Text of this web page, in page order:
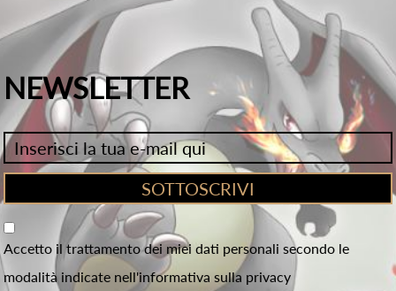
NEWSLETTER
Accetto il trattamento dei miei dati personali secondo le
modalità indicate nell'informativa sulla privacy